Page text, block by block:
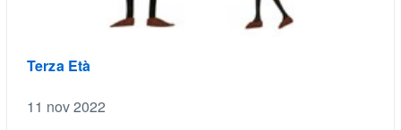
Terza Età
11 nov 2022